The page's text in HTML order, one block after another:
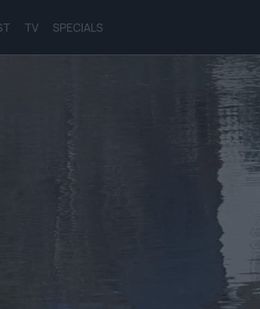
TV SPECIALS